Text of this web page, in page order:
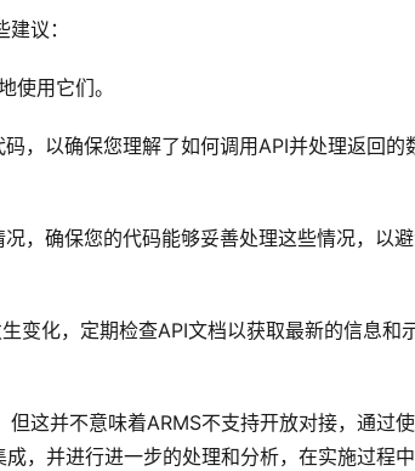
议：
使用它们。
，以确保您理解了如何调用API并处理返回的
，确保您的代码能够妥善处理这些情况，以
变化，定期检查API文档以获取最新的信息和
这并不意味着ARMS不支持开放对接，通过
，并进行进一步的处理和分析，在实施过程